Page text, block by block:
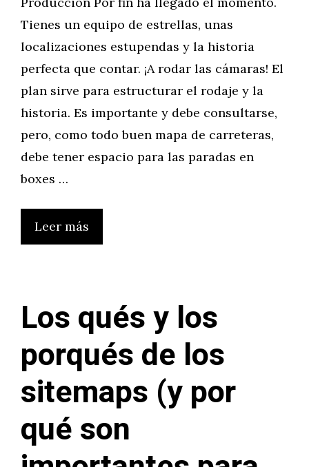
Tienes un equipo de estrellas, unas
localizaciones estupendas y la historia
perfecta que contar. ¡A rodar las cámaras! El
plan sirve para estructurar el rodaje y la
historia. Es importante y debe consultarse,
pero, como todo buen mapa de carreteras,
debe tener espacio para las paradas en
boxes …
Leer más
Los qués y los
porqués de los
sitemaps (y por
qué son